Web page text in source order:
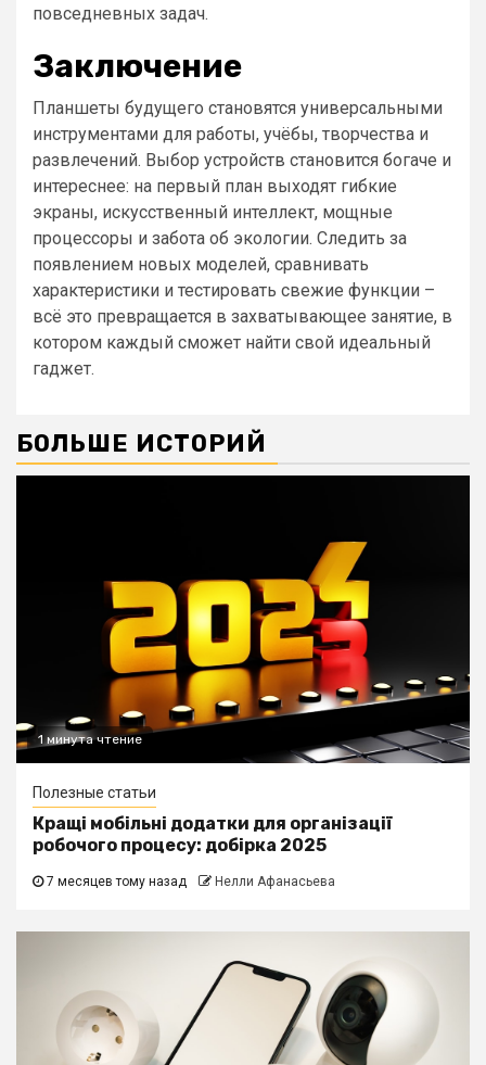
повседневных задач.
Заключение
Планшеты будущего становятся универсальными
инструментами для работы, учёбы, творчества и
развлечений. Выбор устройств становится богаче и
интереснее: на первый план выходят гибкие
экраны, искусственный интеллект, мощные
процессоры и забота об экологии. Следить за
появлением новых моделей, сравнивать
характеристики и тестировать свежие функции –
всё это превращается в захватывающее занятие, в
котором каждый сможет найти свой идеальный
гаджет.
БОЛЬШЕ ИСТОРИЙ
1 минута чтение
Полезные статьи
Кращі мобільні додатки для організації
робочого процесу: добірка 2025
7 месяцев тому назад Нелли Афанасьева